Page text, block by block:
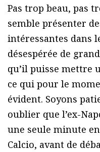
Pas trop beau, pas
semble présenter
intéressantes dans
désespérée de
qu’il puisse mettre
ce qui pour le
évident. Soyons
oublier que l’ex-
une seule minute
Calcio, avant de